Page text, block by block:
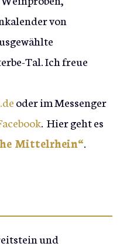
von
Tal. Ich freue
oder im Messenger
. Hier geht es
Mittelrhein“.
und